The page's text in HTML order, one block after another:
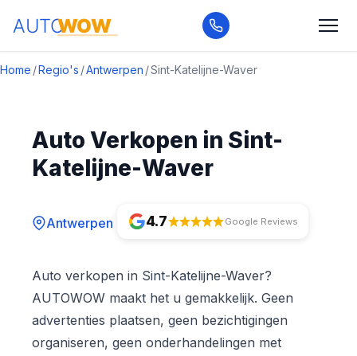
Home /Regio's /Antwerpen /Sint-Katelijne-Waver
Auto Verkopen in Sint-
Katelijne-Waver
Antwerpen 4.7 Google Reviews
Auto verkopen in Sint-Katelijne-Waver?
AUTOWOW maakt het u gemakkelijk. Geen
advertenties plaatsen, geen bezichtigingen
organiseren, geen onderhandelingen met